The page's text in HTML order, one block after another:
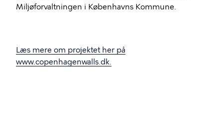
Miljøforvaltningen i Københavns Kommune.
Læs mere om projektet her på
www.copenhagenwalls.dk.